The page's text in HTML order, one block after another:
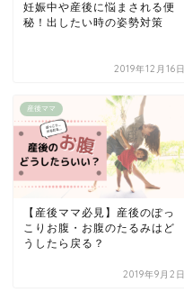
妊娠中や産後に悩まされる便
秘！出したい時の姿勢対策
2019年12月16日
産後ママ
【産後ママ必見】産後のぽっ
こりお腹・お腹のたるみはど
うしたら戻る？
2019年9月2日